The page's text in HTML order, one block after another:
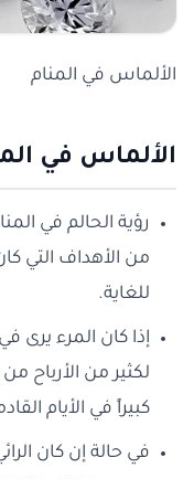
الألماس في المنام
الألماس في
رؤية الحالم في
من الأهداف التي
للغاية.
إذا كان المرء يرى
لكثير من الأرباح
كبيراً في الأيام
في حالة إن كان